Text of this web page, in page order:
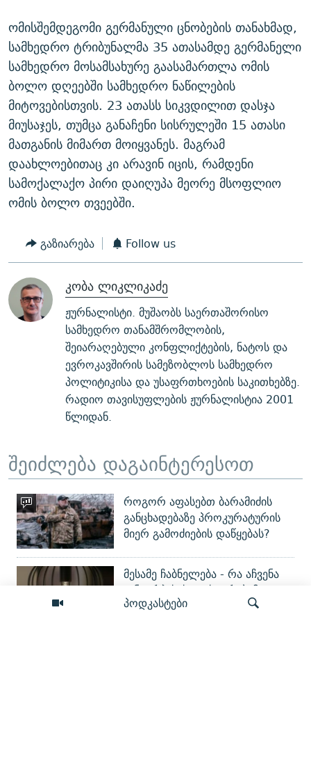
პოდკასტები
ომისშემდეგომი გერმანული ცნობების თანახმად,
სამხედრო ტრიბუნალმა 35 ათასამდე გერმანელი
სამხედრო მოსამსახურე გაასამართლა ომის
ბოლო დღეებში სამხედრო ნაწილების
მიტოვებისთვის. 23 ათასს სიკვდილით დასჯა
მიუსაჯეს, თუმცა განაჩენი სისრულეში 15 ათასი
მათგანის მიმართ მოიყვანეს. მაგრამ
დაახლოებითაც კი არავინ იცის, რამდენი
სამოქალაქო პირი დაიღუპა მეორე მსოფლიო
ომის ბოლო თვეებში.
გაზიარება Follow us
კობა ლიკლიკაძე
ჟურნალისტი. მუშაობს საერთაშორისო
სამხედრო თანამშრომლობის,
შეიარაღებული კონფლიქტების, ნატოს და
ევროკავშირის სამეზობლოს სამხედრო
პოლიტიკისა და უსაფრთხოების საკითხებზე.
რადიო თავისუფლების ჟურნალისტია 2001
წლიდან.
შეიძლება დაგაინტერესოთ
როგორ აფასებთ ბარამიძის
განცხადებაზე პროკურატურის
მიერ გამოძიების დაწყებას?
მესამე ჩაბნელება - რა აჩვენა
"ენგურჰესის" ტესტირებამ?